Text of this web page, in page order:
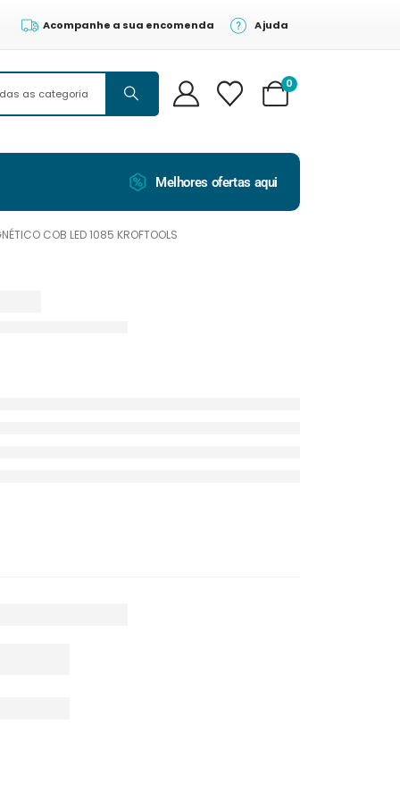
Acompanhe a sua encomenda Ajuda
0
Melhores ofertas aqui
COB LED 1085 KROFTOOLS